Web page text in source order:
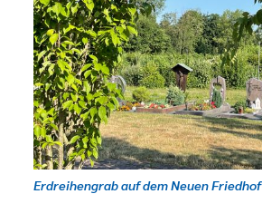
Erdreihengrab auf dem Neuen Friedhof